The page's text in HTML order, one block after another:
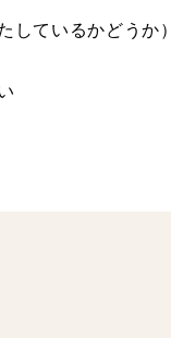
ているかどうか）